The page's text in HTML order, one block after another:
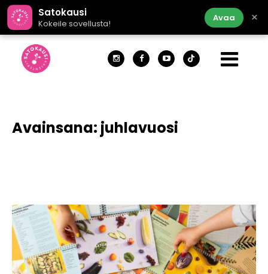
Satokausi
Kokeile sovellusta!
Avaa ×
Avainsana: juhlavuosi